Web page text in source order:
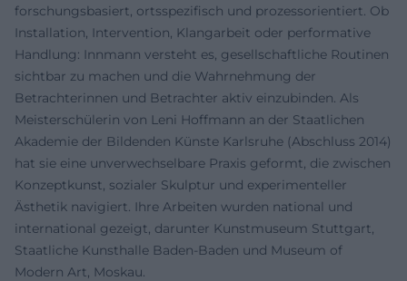
forschungsbasiert, ortsspezifisch und prozessorientiert. Ob
Installation, Intervention, Klangarbeit oder performative
Handlung: Innmann versteht es, gesellschaftliche Routinen
sichtbar zu machen und die Wahrnehmung der
Betrachterinnen und Betrachter aktiv einzubinden. Als
Meisterschülerin von Leni Hoffmann an der Staatlichen
Akademie der Bildenden Künste Karlsruhe (Abschluss 2014)
hat sie eine unverwechselbare Praxis geformt, die zwischen
Konzeptkunst, sozialer Skulptur und experimenteller
Ästhetik navigiert. Ihre Arbeiten wurden national und
international gezeigt, darunter Kunstmuseum Stuttgart,
Staatliche Kunsthalle Baden-Baden und Museum of
Modern Art, Moskau.